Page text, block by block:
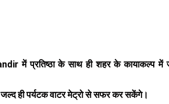
में प्रतिष्ठा के साथ ही शहर के कायाकल्प में
जल्द ही पर्यटक वाटर मेट्रो से सफर कर सकेंगे।